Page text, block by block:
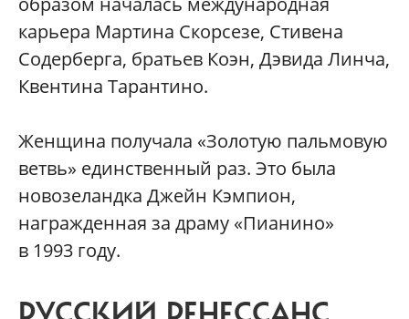
карьера Мартина Скорсезе, Стивена
Содерберга, братьев Коэн, Дэвида Линча,
Квентина Тарантино.
Женщина получала «Золотую пальмовую
ветвь» единственный раз. Это была
новозеландка Джейн Кэмпион,
награжденная за драму «Пианино»
в 1993 году.